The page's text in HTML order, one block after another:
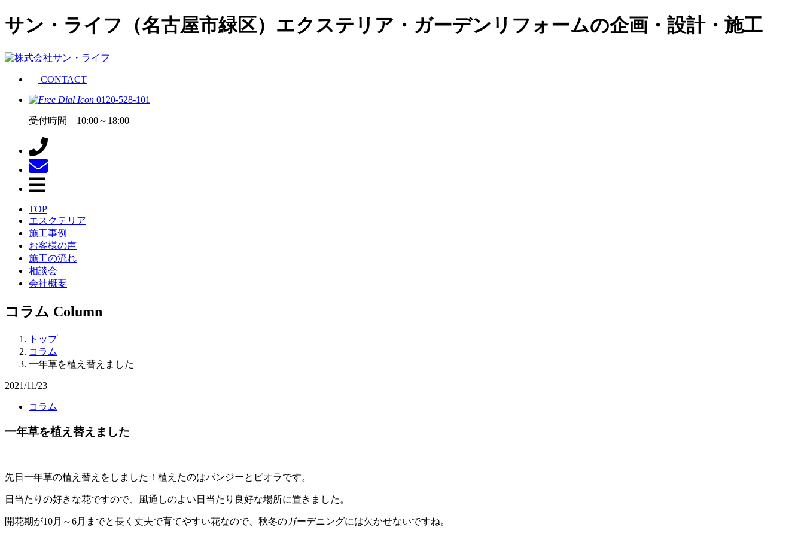
サン・ライフ（名古屋市緑区）エクステリア・ガーデンリフォームの企画・設計・施工
CONTACT
0120-528-101
受付時間 10:00～18:00
TOP
エスクテリア
施工事例
お客様の声
施工の流れ
相談会
会社概要
コラム Column
トップ
コラム
一年草を植え替えました
2021/11/23
コラム
一年草を植え替えました
先日一年草の植え替えをしました！植えたのはパンジーとビオラです。
日当たりの好きな花ですので、風通しのよい日当たり良好な場所に置きました。
開花期が10月～6月までと長く丈夫で育てやすい花なので、秋冬のガーデニングには欠かせないですね。